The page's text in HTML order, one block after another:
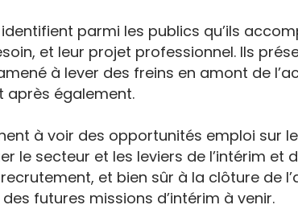
parmi les publics qu’ils
et leur projet professionnel. Ils
à lever des freins en amont de
après également.
à voir des opportunités emploi sur
le secteur et les leviers de l’intérim et
et bien sûr à la clôture de
futures missions d’intérim à venir.